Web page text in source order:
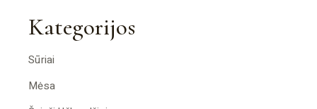
Kategorijos
Sūriai
Mėsa